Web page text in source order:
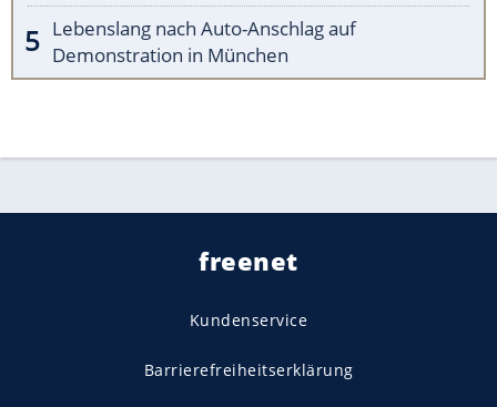
Lebenslang nach Auto-Anschlag auf
Demonstration in München
freenet
Kundenservice
Barrierefreiheitserklärung